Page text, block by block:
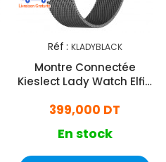
Réf : KLADYBLACK
Montre Connectée
Kieslect Lady Watch Elfin
399,000 DT
En stock